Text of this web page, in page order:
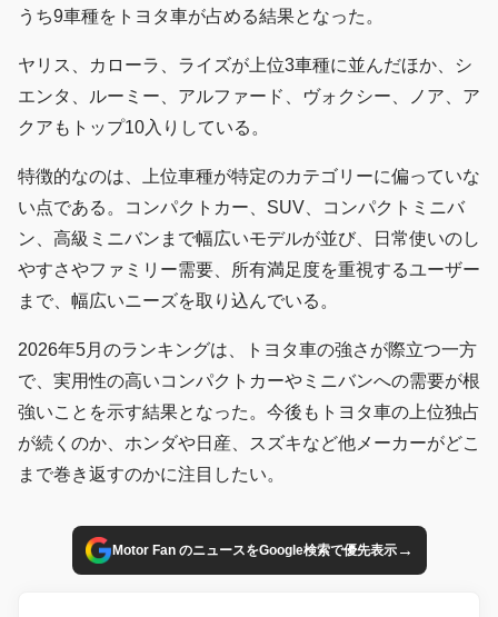
うち9車種をトヨタ車が占める結果となった。
ヤリス、カローラ、ライズが上位3車種に並んだほか、シ
エンタ、ルーミー、アルファード、ヴォクシー、ノア、ア
クアもトップ10入りしている。
特徴的なのは、上位車種が特定のカテゴリーに偏っていな
い点である。コンパクトカー、SUV、コンパクトミニバ
ン、高級ミニバンまで幅広いモデルが並び、日常使いのし
やすさやファミリー需要、所有満足度を重視するユーザー
まで、幅広いニーズを取り込んでいる。
2026年5月のランキングは、トヨタ車の強さが際立つ一方
で、実用性の高いコンパクトカーやミニバンへの需要が根
強いことを示す結果となった。今後もトヨタ車の上位独占
が続くのか、ホンダや日産、スズキなど他メーカーがどこ
まで巻き返すのかに注目したい。
Motor Fan のニュースをGoogle検索で優先表示→